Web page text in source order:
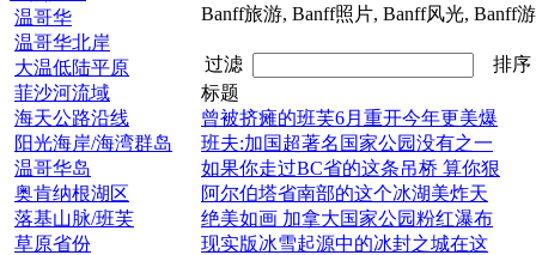
温哥华
温哥华北岸
大温低陆平原
菲沙河流域
海天公路沿线
阳光海岸/海湾群岛
温哥华岛
奥肯纳根湖区
落基山脉/班芙
草原省份
Banff旅游, Banff照片, Banff风光, Banff
过滤
排
标题
曾被挤瘫的班芙6月重开今年更美爆
班夫:加国超著名国家公园没有之一
如果你走过BC省的这条吊桥 算你狠
阿尔伯塔省南部的这个冰湖美炸天
绝美如画 加拿大国家公园粉红瀑布
现实版冰雪起源中的冰封之城在这